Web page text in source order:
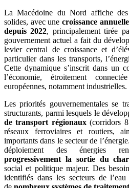
La Macédoine du Nord affiche des
solides, avec une croissance
depuis 2022, principalement tirée
gouvernement actuel a fait du
levier central de croissance et
particulier dans les transports,
Cette dynamique s’inscrit dans un
l’économie, étroitement
européennes, notamment industrielles.
Les priorités gouvernementales se
structurants, parmi lesquels le
de transport régionaux(corridors 8
réseaux ferroviaires et routiers,
importants dans le secteur de
déploiement des énergies
progressivement la sortie du
social et politique majeur. Des
identifiés dans les secteurs de